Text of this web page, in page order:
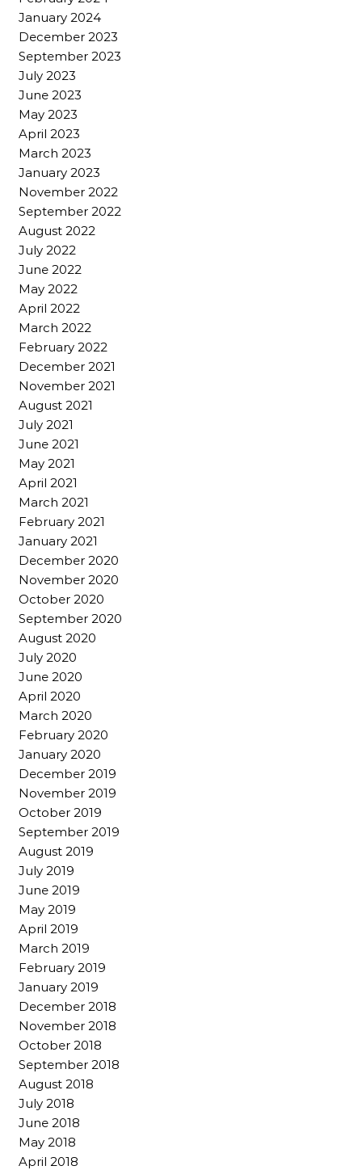
January 2024
December 2023
September 2023
July 2023
June 2023
May 2023
April 2023
March 2023
January 2023
November 2022
September 2022
August 2022
July 2022
June 2022
May 2022
April 2022
March 2022
February 2022
December 2021
November 2021
August 2021
July 2021
June 2021
May 2021
April 2021
March 2021
February 2021
January 2021
December 2020
November 2020
October 2020
September 2020
August 2020
July 2020
June 2020
April 2020
March 2020
February 2020
January 2020
December 2019
November 2019
October 2019
September 2019
August 2019
July 2019
June 2019
May 2019
April 2019
March 2019
February 2019
January 2019
December 2018
November 2018
October 2018
September 2018
August 2018
July 2018
June 2018
May 2018
April 2018